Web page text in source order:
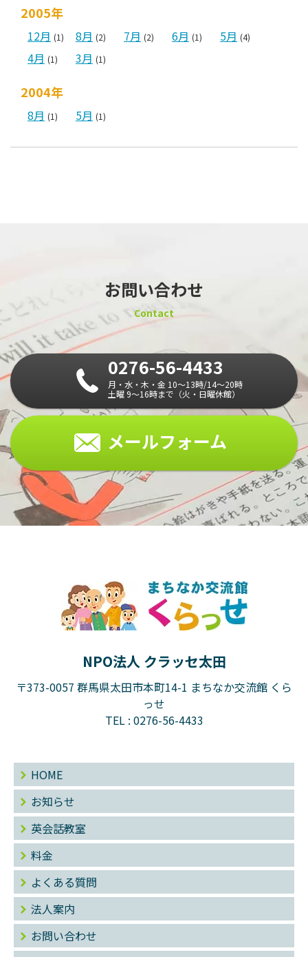
2005年
12月 (1) 8月 (2) 7月 (2) 6月 (1) 5月 (4)
4月 (1) 3月 (1)
2004年
8月 (1) 5月 (1)
お問い合わせ
Contact
0276-56-4433
月・水・木・金 10～13時/14～20時
土曜 9～16時まで（火・日曜休館）
メールフォーム
NPO法人 クラッセ太田
〒373-0057 群馬県太田市本町14-1 まちなか交流館 くら
っせ
TEL : 0276-56-4433
HOME
お知らせ
英会話教室
料金
よくある質問
法人案内
お問い合わせ